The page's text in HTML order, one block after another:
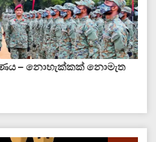
– නොහැක්කක් නොමැත​